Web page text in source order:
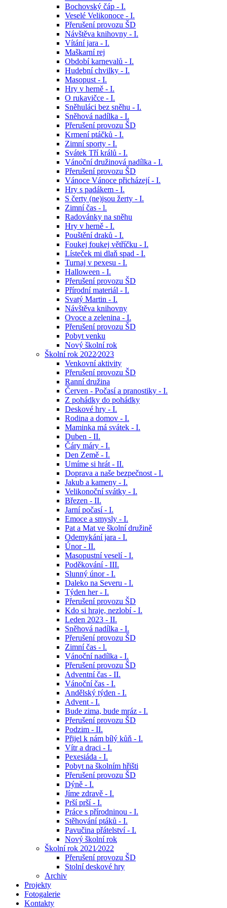
Bochovský čáp - I.
Veselé Velikonoce - I.
Přerušení provozu ŠD
Návštěva knihovny - I.
Vítání jara - I.
Maškarní rej
Období karnevalů - I.
Hudební chvilky - I.
Masopust - I.
Hry v herně - I.
O rukavičce - I.
Sněhuláci bez sněhu - I.
Sněhová nadílka - I.
Přerušení provozu ŠD
Krmení ptáčků - I.
Zimní sporty - I.
Svátek Tří králů - I.
Vánoční družinová nadílka - I.
Přerušení provozu ŠD
Vánoce Vánoce přicházejí - I.
Hry s padákem - I.
S čerty (ne)jsou žerty - I.
Zimní čas - l.
Radovánky na sněhu
Hry v herně - I.
Pouštění draků - I.
Foukej foukej větříčku - I.
Lísteček mi dlaň spad - I.
Turnaj v pexesu - I.
Halloween - I.
Přerušení provozu ŠD
Přírodní materiál - I.
Svatý Martin - I.
Návštěva knihovny
Ovoce a zelenina - I.
Přerušení provozu ŠD
Pobyt venku
Nový školní rok
Školní rok 2022⁄2023
Venkovní aktivity
Přerušení provozu ŠD
Ranní družina
Červen - Počasí a pranostiky - I.
Z pohádky do pohádky
Deskové hry - I.
Rodina a domov - I.
Maminka má svátek - I.
Duben - II.
Čáry máry - I.
Den Země - I.
Umíme si hrát - II.
Doprava a naše bezpečnost - I.
Jakub a kameny - I.
Velikonoční svátky - I.
Březen - II.
Jarní počasí - I.
Emoce a smysly - I.
Pat a Mat ve školní družině
Odemykání jara - I.
Únor - II.
Masopustní veselí - I.
Poděkování - III.
Slunný únor - I.
Daleko na Severu - I.
Týden her - I.
Přerušení provozu ŠD
Kdo si hraje, nezlobí - I.
Leden 2023 - II.
Sněhová nadílka - I.
Přerušení provozu ŠD
Zimní čas - l.
Vánoční nadílka - I.
Přerušení provozu ŠD
Adventní čas - II.
Vánoční čas - I.
Andělský týden - I.
Advent - I.
Bude zima, bude mráz - I.
Přerušení provozu ŠD
Podzim - II.
Přijel k nám bílý kůň - I.
Vítr a draci - I.
Pexesiáda - I.
Pobyt na školním hřišti
Přerušení provozu ŠD
Dýně - I.
Jíme zdravě - I.
Prší prší - I.
Práce s přírodninou - I.
Stěhování ptáků - I.
Pavučina přátelství - I.
Nový školní rok
Školní rok 2021⁄2022
Přerušení provozu ŠD
Stolní deskové hry
Archiv
Projekty
Fotogalerie
Kontakty